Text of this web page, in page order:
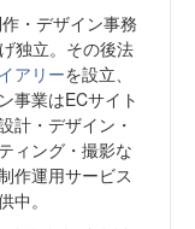
・デザイン事務
独立。その後法
アリーを設立、
事業はECサイト
計・デザイン・
ィング・撮影な
作運用サービス
中。